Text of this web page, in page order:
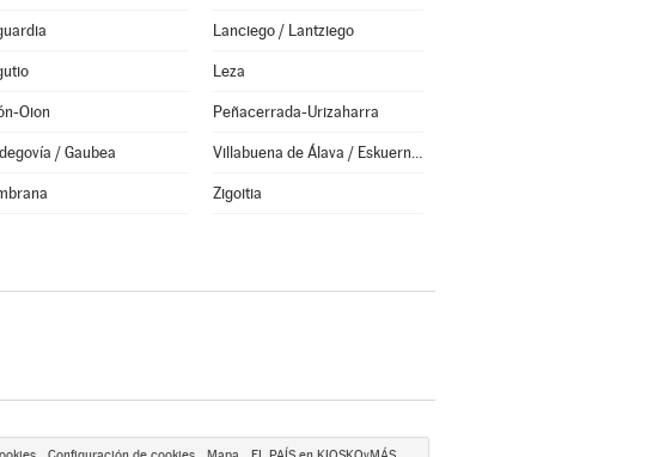
Lanciego / Lantziego
Leza
Oion Peñacerrada-Urizaharra
/ Gaubea Villabuena de Álava / Eskuernaga
Zigoitia